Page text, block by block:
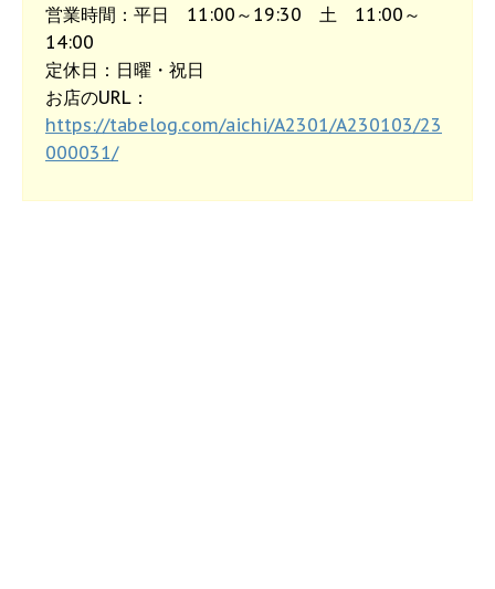
営業時間：平日 11:00～19:30 土 11:00～
14:00
定休日：日曜・祝日
お店のURL：
https://tabelog.com/aichi/A2301/A230103/23
000031/